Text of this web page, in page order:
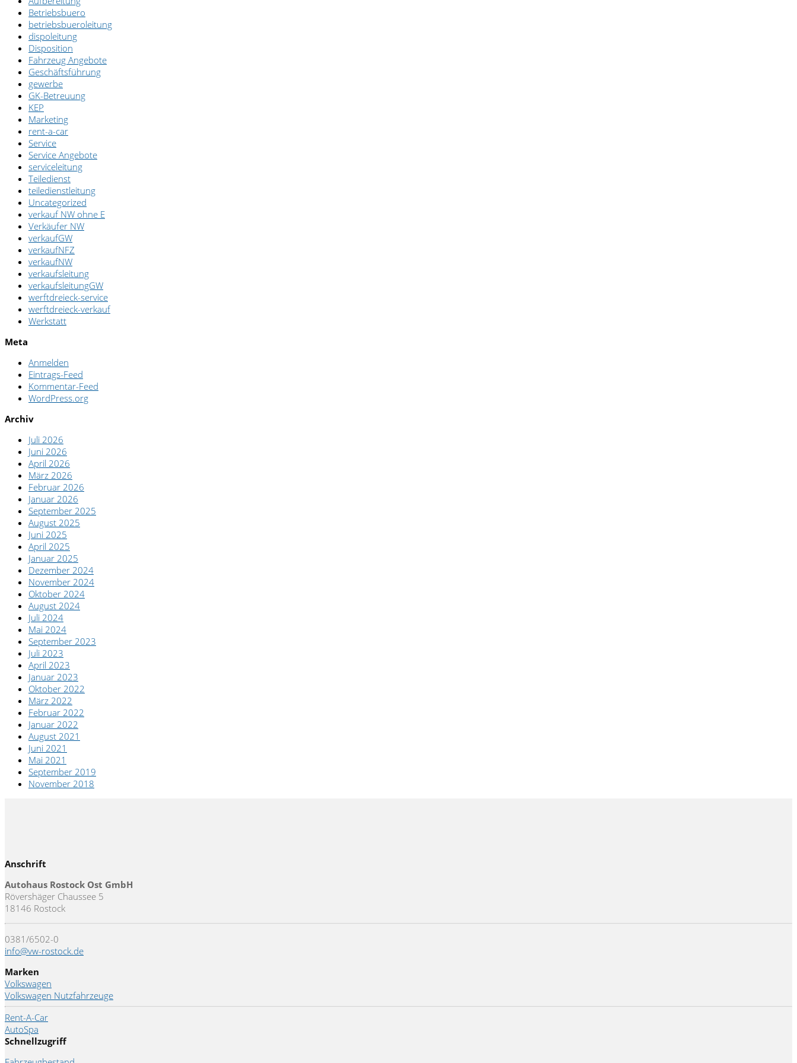
Betriebsbuero
betriebsbueroleitung
dispoleitung
Disposition
Fahrzeug Angebote
Geschäftsführung
gewerbe
GK-Betreuung
KEP
Marketing
rent-a-car
Service
Service Angebote
serviceleitung
Teiledienst
teiledienstleitung
Uncategorized
verkauf NW ohne E
Verkäufer NW
verkaufGW
verkaufNFZ
verkaufNW
verkaufsleitung
verkaufsleitungGW
werftdreieck-service
werftdreieck-verkauf
Werkstatt
Meta
Anmelden
Eintrags-Feed
Kommentar-Feed
WordPress.org
Archiv
Juli 2026
Juni 2026
April 2026
März 2026
Februar 2026
Januar 2026
September 2025
August 2025
Juni 2025
April 2025
Januar 2025
Dezember 2024
November 2024
Oktober 2024
August 2024
Juli 2024
Mai 2024
September 2023
Juli 2023
April 2023
Januar 2023
Oktober 2022
März 2022
Februar 2022
Januar 2022
August 2021
Juni 2021
Mai 2021
September 2019
November 2018
Anschrift
Autohaus Rostock Ost GmbH
Rövershäger Chaussee 5
18146 Rostock
0381/6502-0
info@vw-rostock.de
Marken
Volkswagen
Volkswagen Nutzfahrzeuge
Rent-A-Car
AutoSpa
Schnellzugriff